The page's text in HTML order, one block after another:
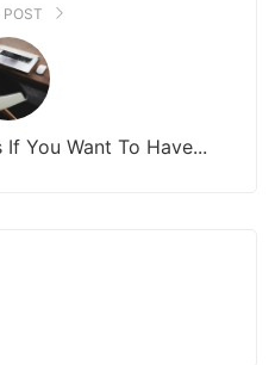
POST
You Want To Have...